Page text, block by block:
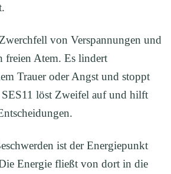
von Verspannungen und
freien Atem. Es lindert
Trauer oder Angst und stoppt
SES11 löst Zweifel auf und hilft
ist der Energiepunkt
Energie fließt von dort in die